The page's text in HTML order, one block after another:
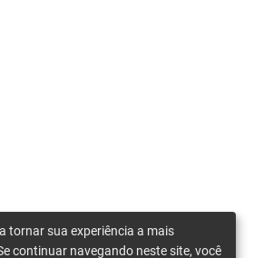
tornar sua experiência a mais
continuar navegando neste site, você